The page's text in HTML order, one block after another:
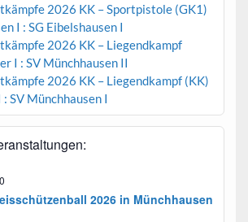
2026 KK – Sportpistole (GK1)
I : SG Eibelshausen I
2026 KK – Liegendkampf
I : SV Münchhausen II
2026 KK – Liegendkampf (KK)
SV Münchhausen I
2026 in Münchhausen